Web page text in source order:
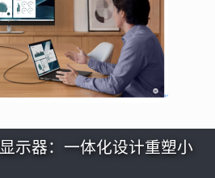
示器：一体化设计重塑小